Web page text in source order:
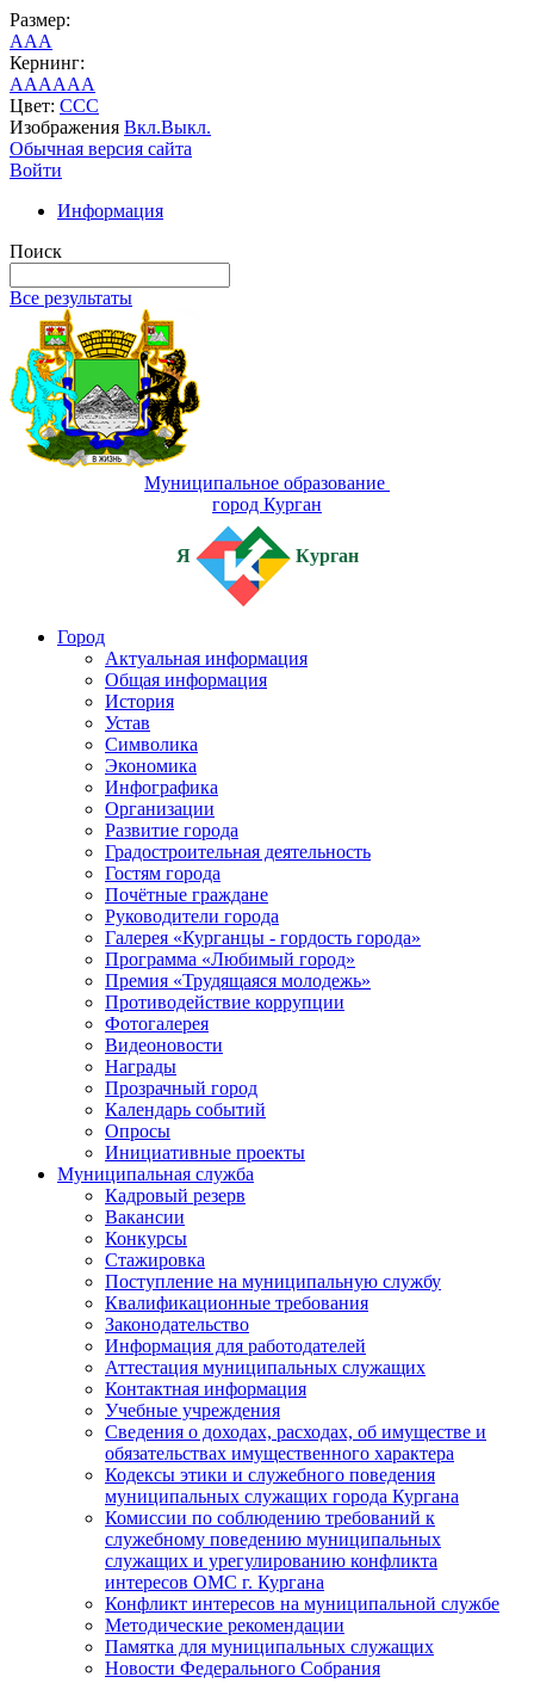
Размер:
AAA
Кернинг:
AAAAAA
Цвет: CCC
Изображения Вкл.Выкл.
Обычная версия сайта
Войти
Информация
Поиск
Все результаты
Муниципальное образование
город Курган
Я Курган
Город
Актуальная информация
Общая информация
История
Устав
Символика
Экономика
Инфографика
Организации
Развитие города
Градостроительная деятельность
Гостям города
Почётные граждане
Руководители города
Галерея «Курганцы - гордость города»
Программа «Любимый город»
Премия «Трудящаяся молодежь»
Противодействие коррупции
Фотогалерея
Видеоновости
Награды
Прозрачный город
Календарь событий
Опросы
Инициативные проекты
Муниципальная служба
Кадровый резерв
Вакансии
Конкурсы
Стажировка
Поступление на муниципальную службу
Квалификационные требования
Законодательство
Информация для работодателей
Аттестация муниципальных служащих
Контактная информация
Учебные учреждения
Сведения о доходах, расходах, об имуществе и
обязательствах имущественного характера
Кодексы этики и служебного поведения
муниципальных служащих города Кургана
Комиссии по соблюдению требований к
служебному поведению муниципальных
служащих и урегулированию конфликта
интересов ОМС г. Кургана
Конфликт интересов на муниципальной службе
Методические рекомендации
Памятка для муниципальных служащих
Новости Федерального Cобрания